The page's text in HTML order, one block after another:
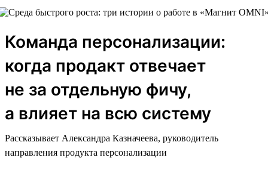
Команда персонализации:
когда продакт отвечает
не за отдельную фичу,
а влияет на всю систему
Рассказывает Александра Казначеева, руководитель
направления продукта персонализации